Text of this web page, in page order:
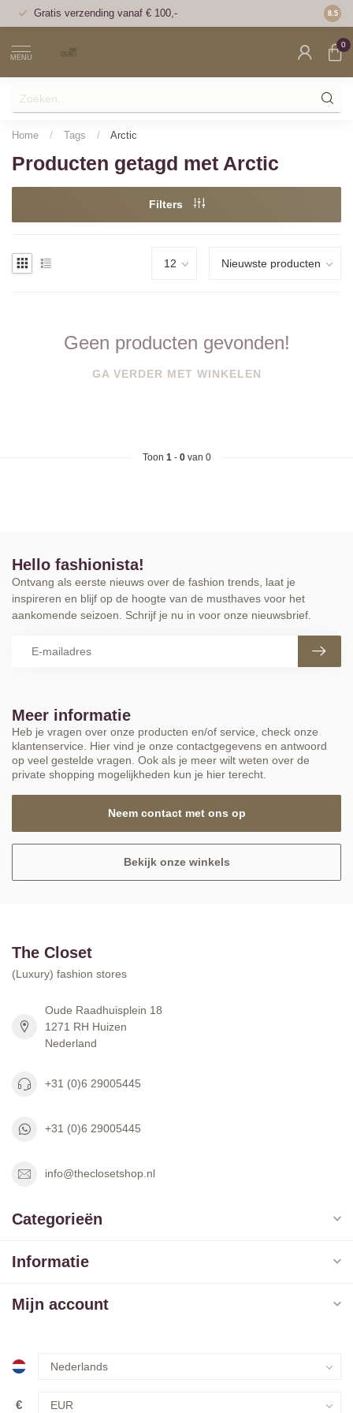
Gratis verzending vanaf € 100,- Voor
8.5
MENU
0
Home / Tags / Arctic
Producten getagd met Arctic
Filters
Geen producten gevonden!
GA VERDER MET WINKELEN
Toon 1- 0van 0
Meer informatie
Heb je vragen over onze producten en/of service, check onze
klantenservice. Hier vind je onze contactgegevens en antwoord
op veel gestelde vragen. Ook als je meer wilt weten over de
private shopping mogelijkheden kun je hier terecht.
Neem contact met ons op
Bekijk onze winkels
Hello fashionista!
Ontvang als eerste nieuws over de fashion trends, laat je
inspireren en blijf op de hoogte van de musthaves voor het
aankomende seizoen. Schrijf je nu in voor onze nieuwsbrief.
The Closet
(Luxury) fashion stores
Oude Raadhuisplein 18
1271 RH Huizen
Nederland
+31 (0)6 29005445
+31 (0)6 29005445
info@theclosetshop.nl
Categorieën
Informatie
Mijn account
€